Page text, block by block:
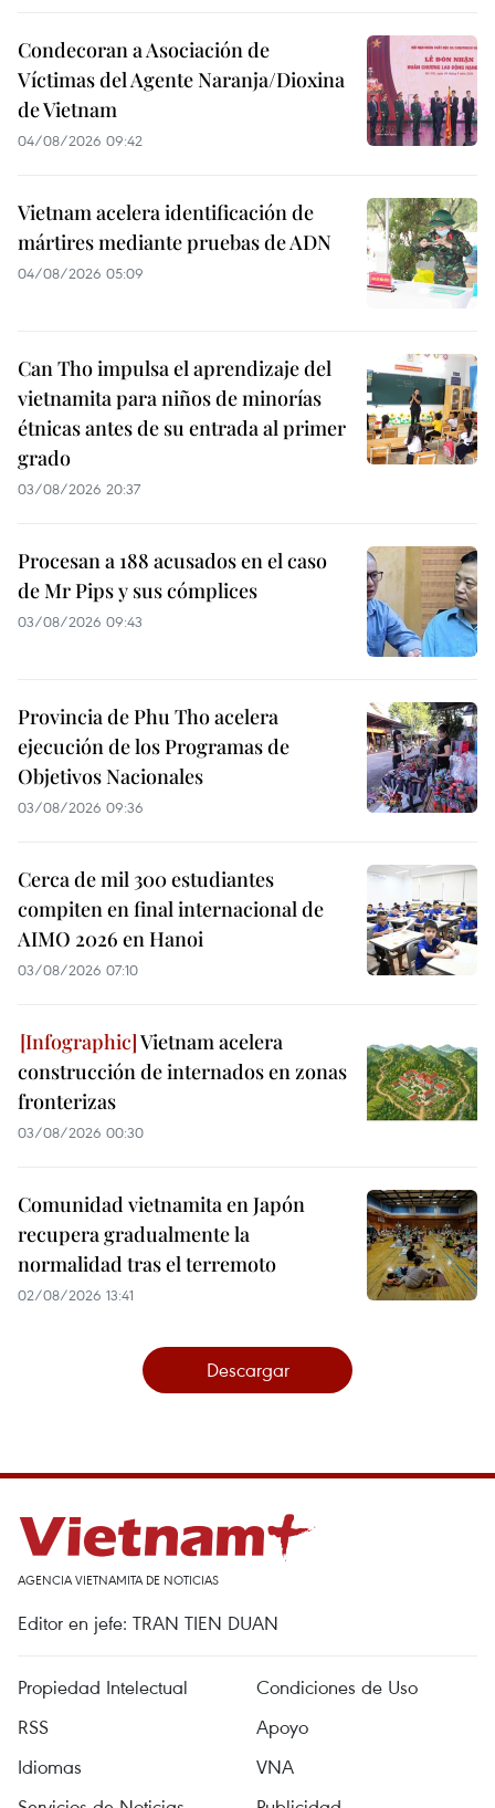
Condecoran a Asociación de
Víctimas del Agente Naranja/Dioxina
de Vietnam
04/08/2026 09:42
Vietnam acelera identificación de
mártires mediante pruebas de ADN
04/08/2026 05:09
Can Tho impulsa el aprendizaje del
vietnamita para niños de minorías
étnicas antes de su entrada al primer
grado
03/08/2026 20:37
Procesan a 188 acusados en el caso
de Mr Pips y sus cómplices
03/08/2026 09:43
Provincia de Phu Tho acelera
ejecución de los Programas de
Objetivos Nacionales
03/08/2026 09:36
Cerca de mil 300 estudiantes
compiten en final internacional de
AIMO 2026 en Hanoi
03/08/2026 07:10
Vietnam acelera
construcción de internados en zonas
fronterizas
03/08/2026 00:30
Comunidad vietnamita en Japón
recupera gradualmente la
normalidad tras el terremoto
02/08/2026 13:41
Descargar
AGENCIA VIETNAMITA DE NOTICIAS
Editor en jefe: TRAN TIEN DUAN
Propiedad Intelectual
Condiciones de Uso
RSS
Apoyo
Idiomas
VNA